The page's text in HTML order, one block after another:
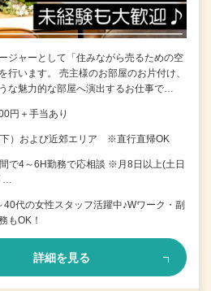
ジャーとして「住みながら売るための空
行います。 売主様のお部屋のお片付け、
な魅力的な部屋へ演出するお仕事で…
円＋手当あり
）および近郊エリア ※直行直帰OK
で4～6H勤務で応相談 ※月8日以上(土日
…
代の女性スタッフ活躍中♪Wワーク・副
もOK！
詳細を見る